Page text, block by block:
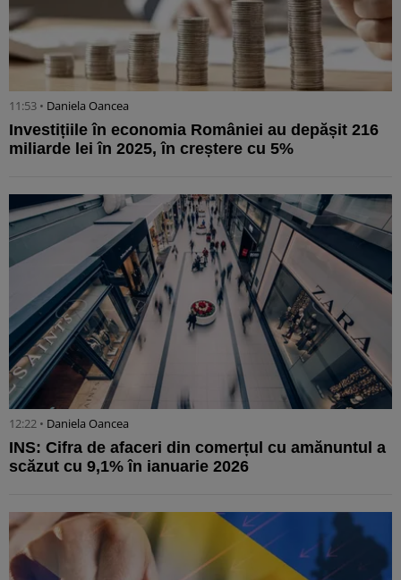
11:53 • Daniela Oancea
Investițiile în economia României au depășit 216
miliarde lei în 2025, în creștere cu 5%
12:22 • Daniela Oancea
INS: Cifra de afaceri din comerțul cu amănuntul a
scăzut cu 9,1% în ianuarie 2026